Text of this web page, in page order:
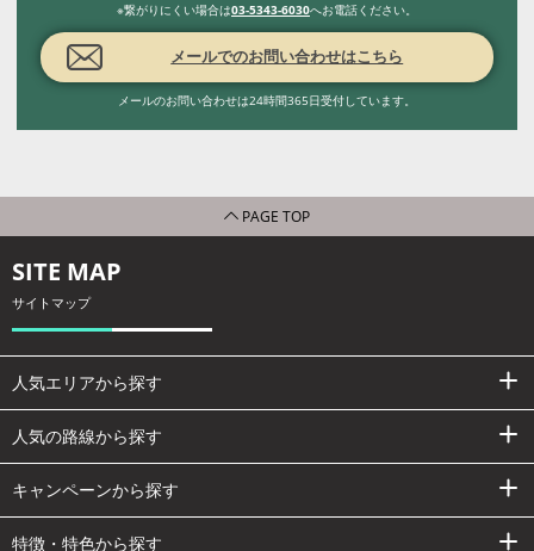
※繋がりにくい場合は03-5343-6030へお電話ください。
メールでのお問い合わせはこちら
メールのお問い合わせは24時間365日受付しています。
PAGE TOP
SITE MAP
サイトマップ
人気エリアから探す
人気の路線から探す
キャンペーンから探す
特徴・特色から探す